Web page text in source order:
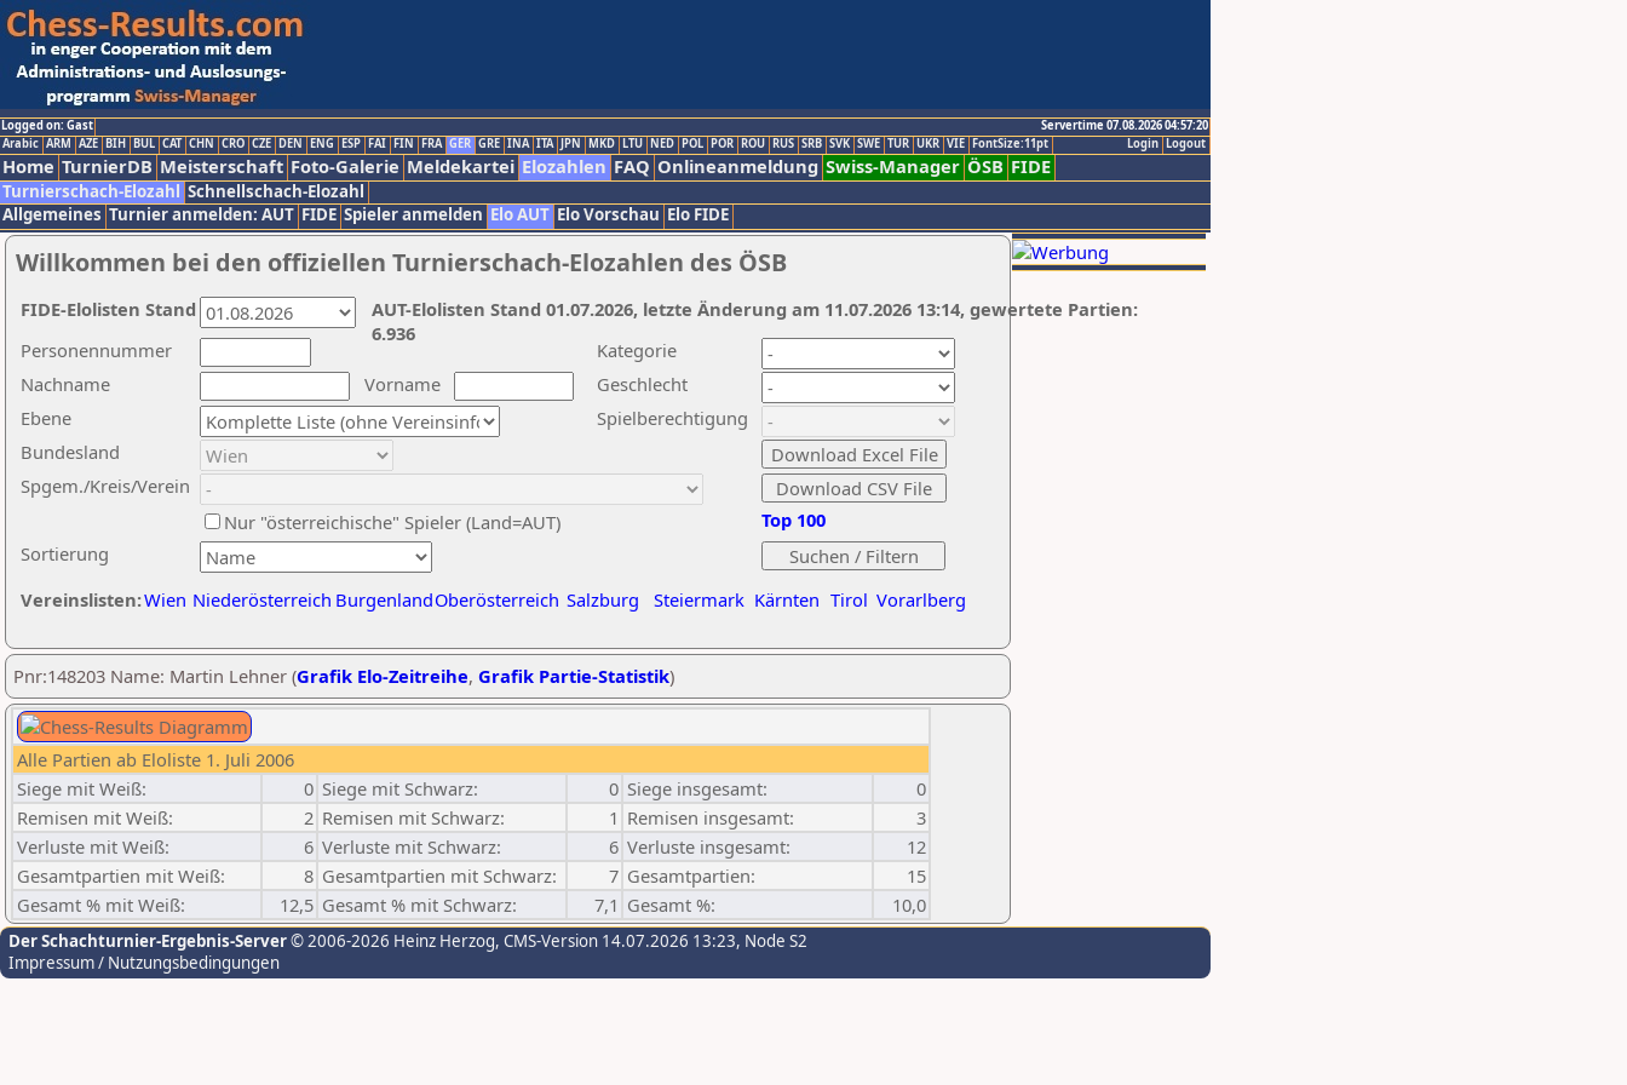
Logged on: Gast
Servertime 07.08.2026 04:57:20
Logout
Login
Arabic ARM AZE BIH BUL CAT CHN CRO CZE DEN ENG ESP FAI FIN FRA GER GRE INA ITA JPN MKD LTU NED POL POR ROU RUS SRB SVK SWE TUR UKR VIE FontSize:11pt
Home TurnierDB Meisterschaft Foto-Galerie Meldekartei Elozahlen FAQ Onlineanmeldung Swiss-Manager ÖSB FIDE
Turnierschach-Elozahl Schnellschach-Elozahl
Allgemeines Turnier anmelden: AUT FIDE Spieler anmelden Elo AUT Elo Vorschau Elo FIDE
Willkommen bei den offiziellen Turnierschach-Elozahlen des ÖSB
Nachname
Vorname
Ebene
Kategorie
Sortierung
Personennummer
Bundesland
Spgem./Kreis/Verein
Geschlecht
Nur "österreichische" Spieler (Land=AUT)
Spielberechtigung
Vereinslisten:Wien Niederösterreich BurgenlandOberösterreich Salzburg Steiermark Kärnten Tirol Vorarlberg
Top 100
AUT-Elolisten Stand 01.07.2026, letzte Änderung am 11.07.2026 13:14, gewertete Partien:
6.936
FIDE-Elolisten Stand
Pnr:148203 Name: Martin Lehner (Grafik Elo-Zeitreihe, Grafik Partie-Statistik)
Alle Partien ab Eloliste 1. Juli 2006
Siege mit Weiß:
0 Siege mit Schwarz: 0 Siege insgesamt:
0
Remisen mit Weiß:
2 Remisen mit Schwarz: 1 Remisen insgesamt:
3
Verluste mit Weiß:
6 Verluste mit Schwarz: 6 Verluste insgesamt:
12
Gesamtpartien mit Weiß:
8 Gesamtpartien mit Schwarz: 7 Gesamtpartien:
15
Gesamt % mit Weiß:
12,5 Gesamt % mit Schwarz: 7,1 Gesamt %: 10,0
Der Schachturnier-Ergebnis-Server© 2006-2026 Heinz Herzog, CMS-Version 14.07.2026 13:23, Node S2
Impressum / Nutzungsbedingungen